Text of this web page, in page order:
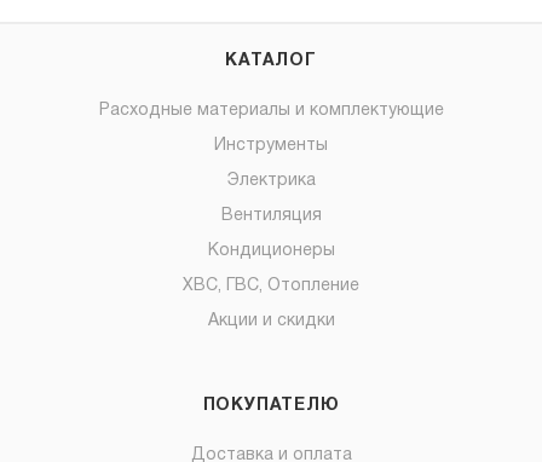
КАТАЛОГ
Расходные материалы и комплектующие
Инструменты
Электрика
Вентиляция
Кондиционеры
ХВС, ГВС, Отопление
Акции и скидки
ПОКУПАТЕЛЮ
Доставка и оплата